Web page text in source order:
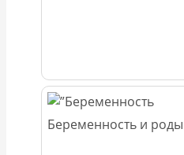
Беременность и роды